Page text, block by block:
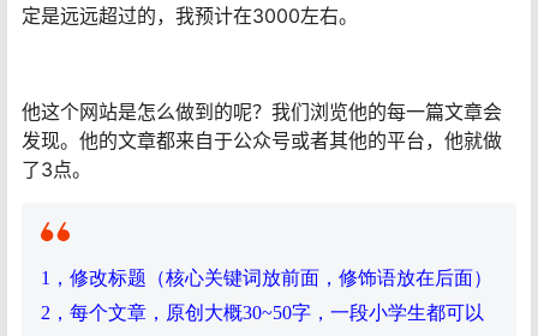
定是远远超过的，我预计在3000左右。
他这个网站是怎么做到的呢？我们浏览他的每一篇文章会
发现。他的文章都来自于公众号或者其他的平台，他就做
了3点。
1，修改标题（核心关键词放前面，修饰语放在后面）
2，每个文章，原创大概30~50字，一段小学生都可以